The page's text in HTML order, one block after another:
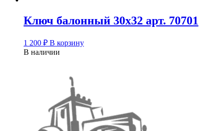
Ключ балонный 30х32 арт. 70701
1 200 ₽ В корзину
В наличии